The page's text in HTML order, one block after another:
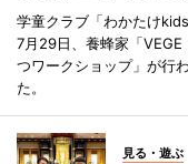
学童クラブ「わかたけ
7月29日、養蜂家「
つワークショップ」が行
た。
見る・遊ぶ